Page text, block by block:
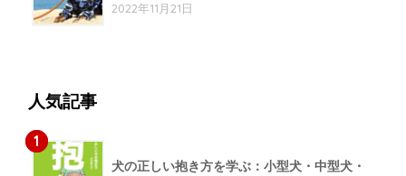
2022年11月21日
人気記事
1
犬の正しい抱き方を学ぶ：小型犬・中型犬・